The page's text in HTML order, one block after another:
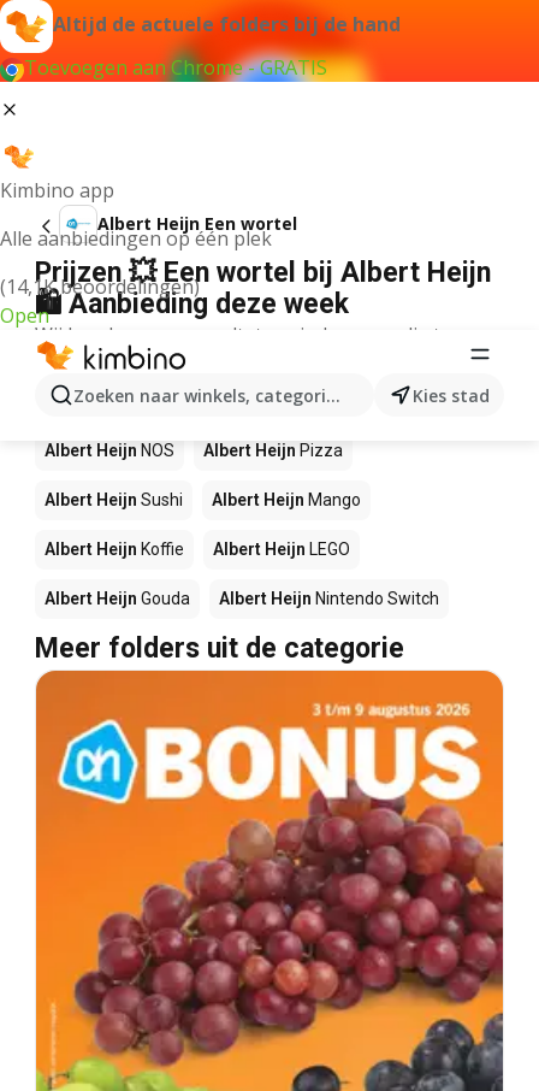
Altijd de actuele folders bij de hand
Toevoegen aan Chrome - GRATIS
Kimbino app
Alle aanbiedingen op één plek
(14,1K beoordelingen)
Open
Zoeken naar winkels, categorieën, producten...
Kies stad
Albert Heijn Een wortel
Prijzen 💥 Een wortel bij Albert Heijn
🛍️ Aanbieding deze week
Wij konden geen resultaten vinden voor die term.
Andere producten in winkels Albert
Heijn
Albert Heijn NOS Albert Heijn Pizza
Albert Heijn Sushi Albert Heijn Mango
Albert Heijn Koffie Albert Heijn LEGO
Albert Heijn Gouda Albert Heijn Nintendo Switch
Meer folders uit de categorie